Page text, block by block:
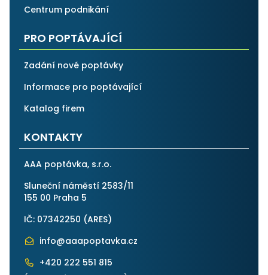
Centrum podnikání
PRO POPTÁVAJÍCÍ
Zadání nové poptávky
Informace pro poptávající
Katalog firem
KONTAKTY
AAA poptávka, s.r.o.
Sluneční náměstí 2583/11
155 00 Praha 5
IČ: 07342250 (ARES)
info@aaapoptavka.cz
+420 222 551 815